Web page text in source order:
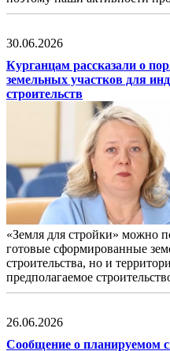
30.06.2026
Курганцам рассказали о
земельных участков для
строительств
«Земля для стройки» можно
готовые сформированные
строительства, но и
предполагаемое
26.06.2026
Сообщение о планируемом